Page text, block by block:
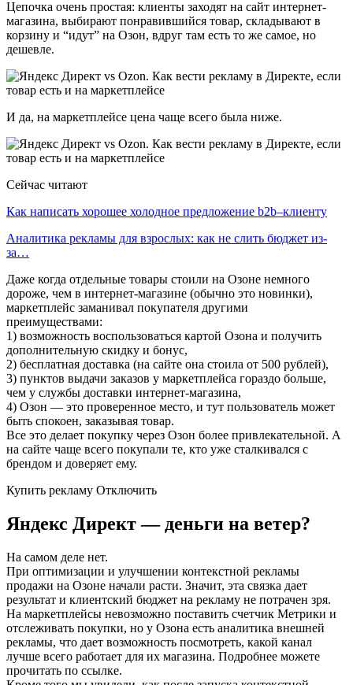
Цепочка очень простая: клиенты заходят на сайт интернет-
магазина, выбирают понравившийся товар, складывают в
корзину и “идут” на Озон, вдруг там есть то же самое, но
дешевле.
И да, на маркетплейсе цена чаще всего была ниже.
Сейчас читают
Как написать хорошее холодное предложение b2b–клиенту
Аналитика рекламы для взрослых: как не слить бюджет из-
за…
Даже когда отдельные товары стоили на Озоне немного
дороже, чем в интернет-магазине (обычно это новинки),
маркетплейс заманивал покупателя другими
преимуществами:
1) возможность воспользоваться картой Озона и получить
дополнительную скидку и бонус,
2) бесплатная доставка (на сайте она стоила от 500 рублей),
3) пунктов выдачи заказов у маркетплейса гораздо больше,
чем у службы доставки интернет-магазина,
4) Озон — это проверенное место, и тут пользователь может
быть спокоен, заказывая товар.
Все это делает покупку через Озон более привлекательной. А
на сайте чаще всего покупали те, кто уже сталкивался с
брендом и доверяет ему.
Купить рекламу Отключить
Яндекс Директ — деньги на ветер?
На самом деле нет.
При оптимизации и улучшении контекстной рекламы
продажи на Озоне начали расти. Значит, эта связка дает
результат и клиентский бюджет на рекламу не потрачен зря.
На маркетплейсы невозможно поставить счетчик Метрики и
отслеживать покупки, но у Озона есть аналитика внешней
рекламы, что дает возможность посмотреть, какой канал
лучше всего работает для их магазина. Подробнее можете
прочитать по ссылке.